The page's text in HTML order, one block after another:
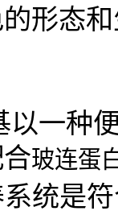
形态
一种
玻连蛋
统是